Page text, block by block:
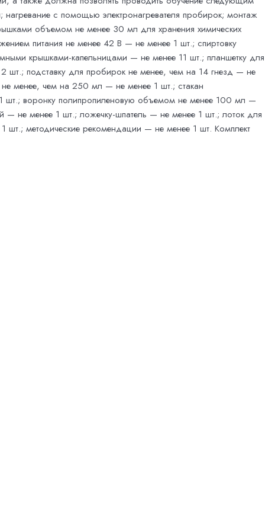
с помощью электронагревателя пробирок; монтаж
объемом не менее 30 мл для хранения химических
питания не менее 42 В — не менее 1 шт.; спиртовку
крышками-капельницами — не менее 11 шт.; планшетку для
шт.; подставку для пробирок не менее, чем на 14 гнезд — не
менее, чем на 250 мл — не менее 1 шт.; стакан
воронку полипропиленовую объемом не менее 100 мл —
— не менее 1 шт.; ложечку-шпатель — не менее 1 шт.; лоток для
шт.; методические рекомендации — не менее 1 шт. Комплект